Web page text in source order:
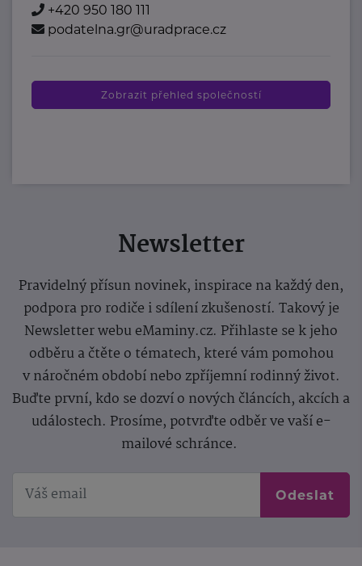
+420 950 180 111
podatelna.gr@uradprace.cz
Zobrazit přehled společností
Newsletter
Pravidelný přísun novinek, inspirace na každý den,
podpora pro rodiče i sdílení zkušeností. Takový je
Newsletter webu eMaminy.cz. Přihlaste se k jeho
odběru a čtěte o tématech, které vám pomohou
v náročném období nebo zpříjemní rodinný život.
Buďte první, kdo se dozví o nových článcích, akcích a
událostech. Prosíme, potvrďte odběr ve vaší e-
mailové schránce.
Odeslat